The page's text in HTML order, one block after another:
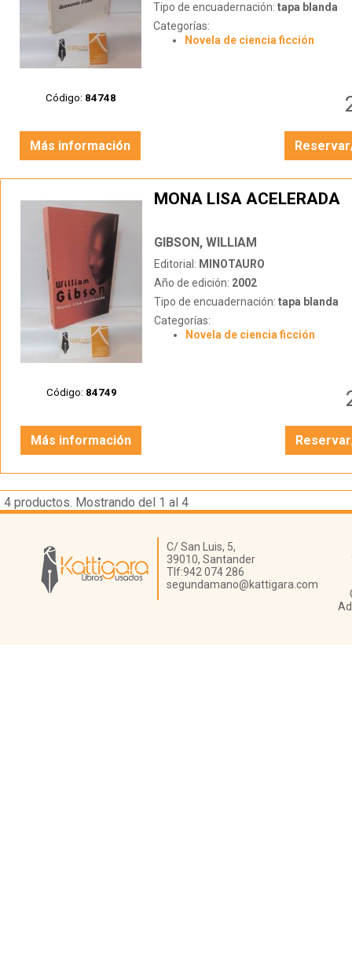
Código: 84748
Tipo de encuadernación: tapa blanda
Categorías:
Novela de ciencia ficción
Más información
Código: 84749
MONA LISA ACELERADA
GIBSON, WILLIAM
Editorial: MINOTAURO
Año de edición: 2002
Tipo de encuadernación: tapa blanda
Categorías:
Novela de ciencia ficción
Más información
4 productos. Mostrando del 1 al 4
Librería Kattigara
C/ San Luis, 5,
39010, Santander
Tlf:942 074 286
segundamano@kattigara.com